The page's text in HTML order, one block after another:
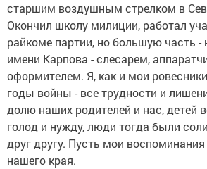
старшим воздушным стрелком в
Окончил школу милиции, работал
райкоме партии, но большую часть -
имени Карпова - слесарем,
оформителем. Я, как и мои
годы войны - все трудности и
долю наших родителей и нас, детей
голод и нужду, люди тогда были
друг другу. Пусть мои
нашего края.